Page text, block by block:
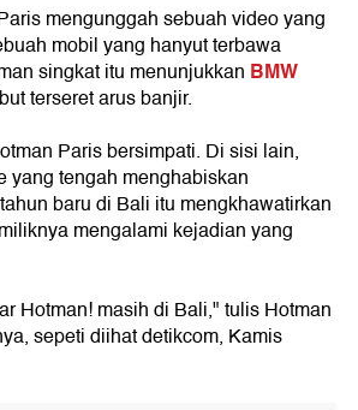
mengunggah sebuah video yang
mobil yang hanyut terbawa
singkat itu menunjukkan BMW
terseret arus banjir.
Paris bersimpati. Di sisi lain,
yang tengah menghabiskan
baru di Bali itu mengkhawatirkan
mengalami kejadian yang
Hotman! masih di Bali," tulis Hotman
sepeti diihat detikcom, Kamis